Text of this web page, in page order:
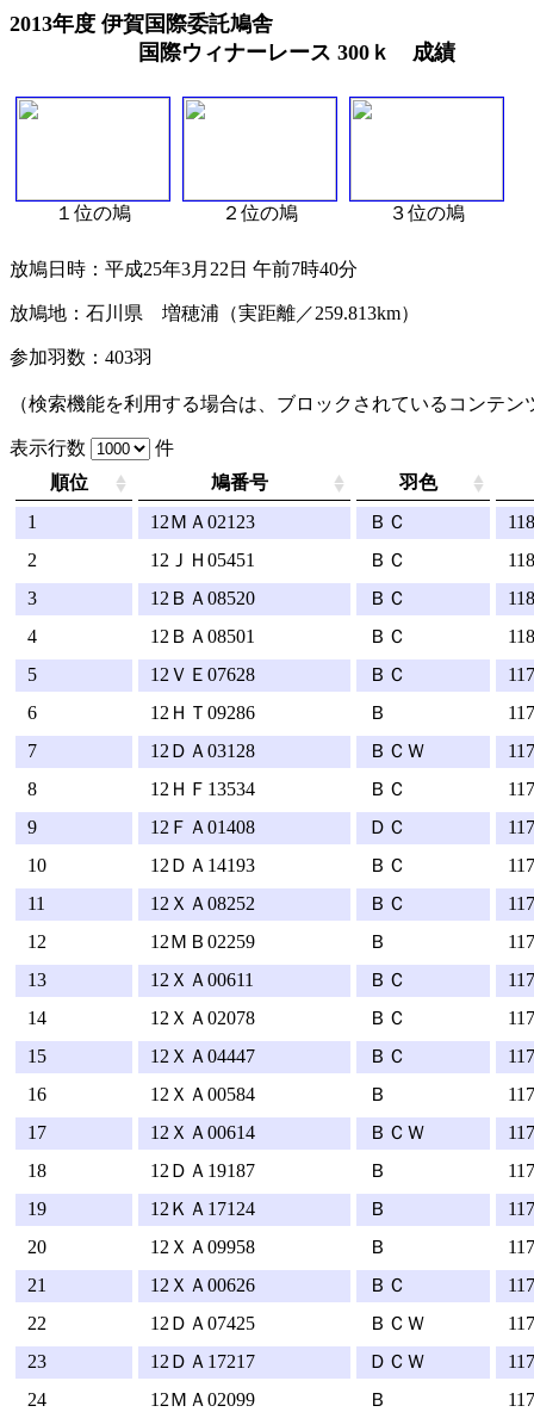
2013年度 伊賀国際委託鳩舎
国際ウィナーレース 300ｋ 成績
１位の鳩 ２位の鳩 ３位の鳩
放鳩日時：平成25年3月22日 午前7時40分
放鳩地：石川県 増穂浦（実距離／259.813km）
参加羽数： 403羽
（検索機能を利用する場合は、ブロックされているコンテ
表示行数
件
順位
鳩番号
羽色
1
12ＭＡ02123 ＢＣ
2
12ＪＨ05451 ＢＣ
3
12ＢＡ08520 ＢＣ
4
12ＢＡ08501 ＢＣ
5
12ＶＥ07628 ＢＣ
6
12ＨＴ09286 Ｂ
7
12ＤＡ03128 ＢＣＷ
8
12ＨＦ13534 ＢＣ
9
12ＦＡ01408 ＤＣ
10
12ＤＡ14193 ＢＣ
11
12ＸＡ08252 ＢＣ
12
12ＭＢ02259 Ｂ
13
12ＸＡ00611 ＢＣ
14
12ＸＡ02078 ＢＣ
15
12ＸＡ04447 ＢＣ
16
12ＸＡ00584 Ｂ
17
12ＸＡ00614 ＢＣＷ
18
12ＤＡ19187 Ｂ
19
12ＫＡ17124 Ｂ
20
12ＸＡ09958 Ｂ
21
12ＸＡ00626 ＢＣ
22
12ＤＡ07425 ＢＣＷ
23
12ＤＡ17217 ＤＣＷ
24
12ＭＡ02099 Ｂ